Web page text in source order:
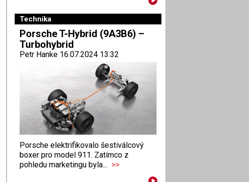
Technika
Porsche T-Hybrid (9A3B6) –
Turbohybrid
Petr Hanke 16.07.2024 13:32
Porsche elektrifikovalo šestiválcový
boxer pro model 911. Zatímco z
pohledu marketingu byla... >>